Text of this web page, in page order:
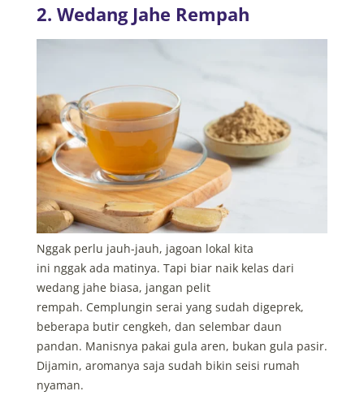
2. Wedang Jahe Rempah
Nggak perlu jauh-jauh, jagoan lokal kita
ini nggak ada matinya. Tapi biar naik kelas dari
wedang jahe biasa, jangan pelit
rempah. Cemplungin serai yang sudah digeprek,
beberapa butir cengkeh, dan selembar daun
pandan. Manisnya pakai gula aren, bukan gula pasir.
Dijamin, aromanya saja sudah bikin seisi rumah
nyaman.